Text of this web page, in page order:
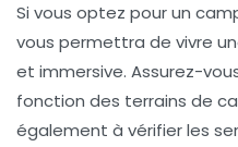
Si vous optez pour un
vous permettra de vivre
et immersive. Assurez-
fonction des terrains de
également à vérifier les